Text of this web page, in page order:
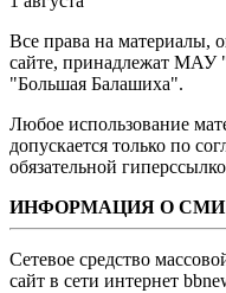
Все права на материалы,
сайте, принадлежат МАУ
"Большая Балашиха".
Любое использование
допускается только по
обязательной
ИНФОРМАЦИЯ О СМИ
Сетевое средство
сайт в сети интернет